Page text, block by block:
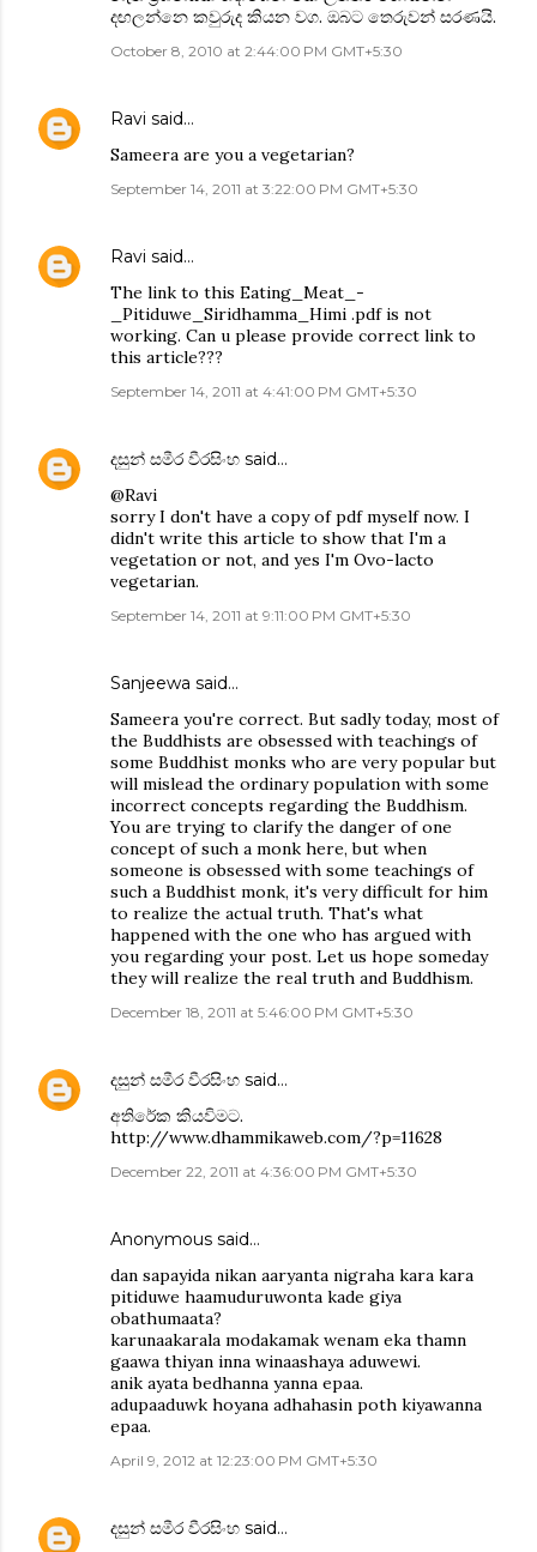
දඟලන්නෙ කවුරුද කියන වග. ඔබට තෙරුවන් සරණයි.
October 8, 2010 at 2:44:00 PM GMT+5:30
Ravi said…
Sameera are you a vegetarian?
September 14, 2011 at 3:22:00 PM GMT+5:30
Ravi said…
The link to this Eating_Meat_-
_Pitiduwe_Siridhamma_Himi .pdf is not
working. Can u please provide correct link to
this article???
September 14, 2011 at 4:41:00 PM GMT+5:30
දසුන් සමීර වීරසිංහ said…
@Ravi
sorry I don't have a copy of pdf myself now. I
didn't write this article to show that I'm a
vegetation or not, and yes I'm Ovo-lacto
vegetarian.
September 14, 2011 at 9:11:00 PM GMT+5:30
Sanjeewa said…
Sameera you're correct. But sadly today, most of
the Buddhists are obsessed with teachings of
some Buddhist monks who are very popular but
will mislead the ordinary population with some
incorrect concepts regarding the Buddhism.
You are trying to clarify the danger of one
concept of such a monk here, but when
someone is obsessed with some teachings of
such a Buddhist monk, it's very difficult for him
to realize the actual truth. That's what
happened with the one who has argued with
you regarding your post. Let us hope someday
they will realize the real truth and Buddhism.
December 18, 2011 at 5:46:00 PM GMT+5:30
දසුන් සමීර වීරසිංහ said…
අතිරේක කියවිමට.
http://www.dhammikaweb.com/?p=11628
December 22, 2011 at 4:36:00 PM GMT+5:30
Anonymous said…
dan sapayida nikan aaryanta nigraha kara kara
pitiduwe haamuduruwonta kade giya
obathumaata?
karunaakarala modakamak wenam eka thamn
gaawa thiyan inna winaashaya aduwewi.
anik ayata bedhanna yanna epaa.
adupaaduwk hoyana adhahasin poth kiyawanna
epaa.
April 9, 2012 at 12:23:00 PM GMT+5:30
දසුන් සමීර වීරසිංහ said…